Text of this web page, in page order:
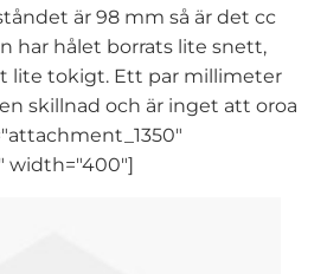
är 98 mm så är det cc
har hålet borrats lite snett,
lite tokigt. Ett par millimeter
skillnad och är inget att oroa
width="400"]